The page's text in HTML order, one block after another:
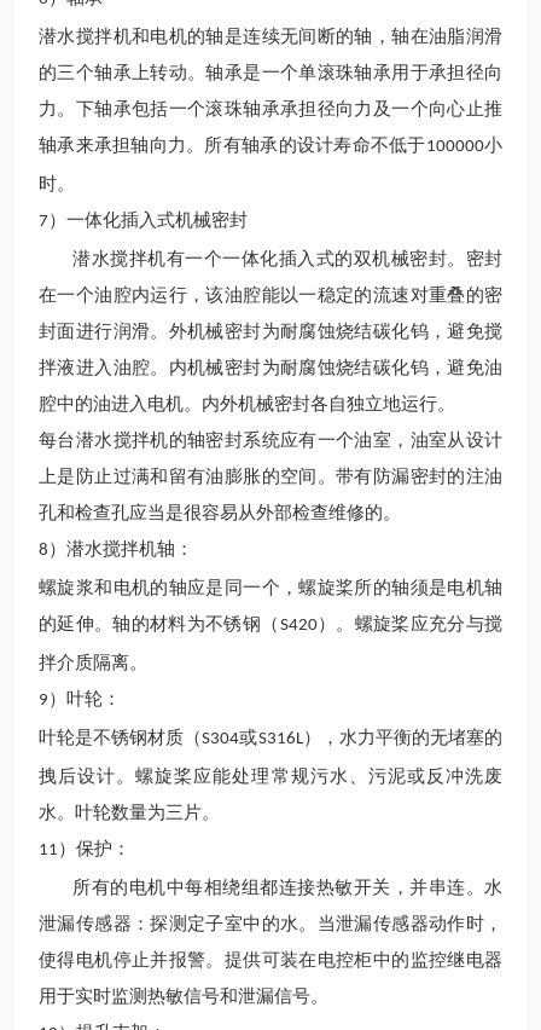
潜水搅拌机和电机的轴是连续无间断的轴，轴在油脂润滑
的三个轴承上转动。轴承是一个单滚珠轴承用于承担径向
力。下轴承包括一个滚珠轴承承担径向力及一个向心止推
轴承来承担轴向力。所有轴承的设计寿命不低于100000小
时。
7 ）一体化插入式机械密封
潜水搅拌机有一个一体化插入式的双机械密封。密封
在一个油腔内运行，该油腔能以一稳定的流速对重叠的密
封面进行润滑。外机械密封为耐腐蚀烧结碳化钨，避免搅
拌液进入油腔。内机械密封为耐腐蚀烧结碳化钨，避免油
腔中的油进入电机。内外机械密封各自独立地运行。
每台潜水搅拌机的轴密封系统应有一个油室，油室从设计
上是防止过满和留有油膨胀的空间。带有防漏密封的注油
孔和检查孔应当是很容易从外部检查维修的。
8 ）潜水搅拌机轴：
螺旋浆和电机的轴应是同一个，螺旋桨所的轴须是电机轴
的延伸。轴的材料为不锈钢（ S420）。螺旋桨应充分与搅
拌介质隔离。
9 ）叶轮：
叶轮是不锈钢材质（S304或S316L），水力平衡的无堵塞的
拽后设计。螺旋桨应能处理常规污水、污泥或反冲洗废
水。叶轮数量为三片。
11 ）保护：
所有的电机中每相绕组都连接热敏开关，并串连。水
泄漏传感器：探测定子室中的水。当泄漏传感器动作时，
使得电机停止并报警。提供可装在电控柜中的监控继电器
用于实时监测热敏信号和泄漏信号。